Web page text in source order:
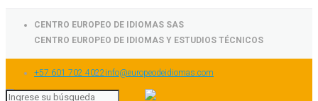
CENTRO EUROPEO DE IDIOMAS SAS
CENTRO EUROPEO DE IDIOMAS Y ESTUDIOS TÉCNICOS
+57 601 702 4022info@europeodeidiomas.com